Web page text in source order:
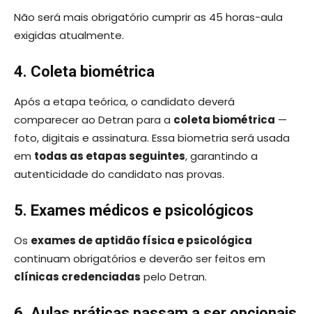
Não será mais obrigatório cumprir as 45 horas-aula
exigidas atualmente.
4. Coleta biométrica
Após a etapa teórica, o candidato deverá
comparecer ao Detran para a coleta biométrica —
foto, digitais e assinatura. Essa biometria será usada
em todas as etapas seguintes, garantindo a
autenticidade do candidato nas provas.
5. Exames médicos e psicológicos
Os exames de aptidão física e psicológica
continuam obrigatórios e deverão ser feitos em
clínicas credenciadas pelo Detran.